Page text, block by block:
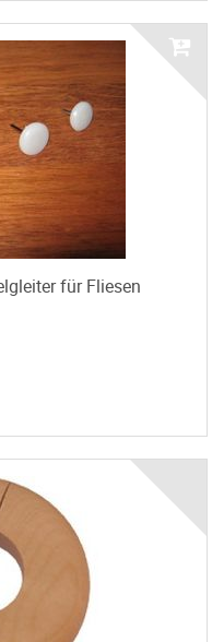
für Fliesen